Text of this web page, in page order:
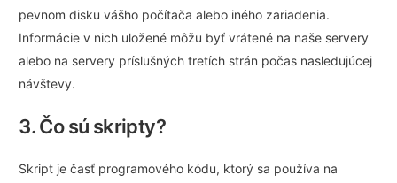
pevnom disku vášho počítača alebo iného zariadenia.
Informácie v nich uložené môžu byť vrátené na naše servery
alebo na servery príslušných tretích strán počas nasledujúcej
návštevy.
3. Čo sú skripty?
Skript je časť programového kódu, ktorý sa používa na